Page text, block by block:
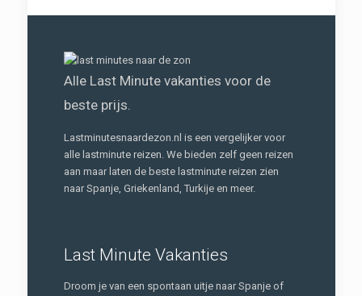
Alle Last Minute vakanties voor de
beste prijs.
Lastminutesnaardezon.nl is een vergelijker voor
alle lastminute reizen. We bieden zelf geen reizen
aan maar laten de beste lastminute reizen zien
naar Spanje, Griekenland, Turkije en meer.
Last Minute Vakanties
Droom je van een spontaan uitje naar Spanje of